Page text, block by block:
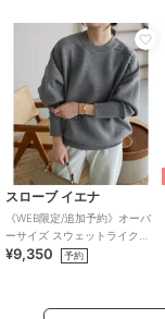
スローブ イエナ
《WEB限定/追加予約》オーバ
ーサイズ スウェットライクニ
ット
¥9,350 予約